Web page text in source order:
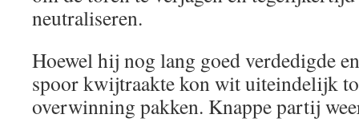
neutraliseren.
Hoewel hij nog lang goed verdedigde
spoor kwijtraakte kon wit uiteindelijk
overwinning pakken. Knappe partij